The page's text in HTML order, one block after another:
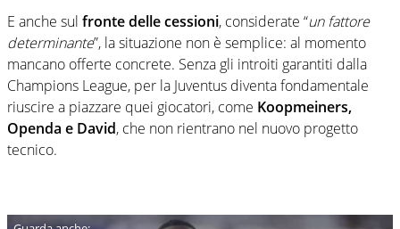
E anche sul fronte delle cessioni, considerate “un fattore
determinante”, la situazione non è semplice: al momento
mancano offerte concrete. Senza gli introiti garantiti dalla
Champions League, per la Juventus diventa fondamentale
riuscire a piazzare quei giocatori, come Koopmeiners,
Openda e David, che non rientrano nel nuovo progetto
tecnico.